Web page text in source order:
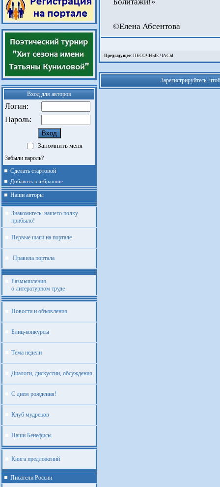
Вход для авторов
Логин:
Пароль:
Запомнить меня
Забыли пароль?
Сделать стартовой
Добавить в избранное
Наши авторы
Знакомьтесь: нашего полку
прибыло!
Первые шаги на портале
Правила портала
Размышления
о литературном труде
Новости и объявления
Блиц-конкурсы
Тема недели
Диалоги, дискуссии, обсуждения
С днем рождения!
Клуб мудрецов
Наши Бенефисы
Книга предложений
Писатели России
©Елена Абсентова
Предыдущее: ПЕСОЧНЫЕ ЧАСЫ
Зарегистрируйтесь,